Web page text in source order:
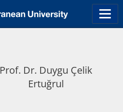
Prof. Dr. Duygu Çelik
Ertuğrul